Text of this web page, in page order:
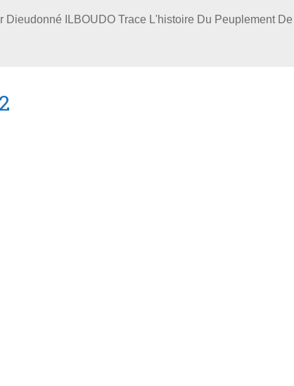
Dieudonné ILBOUDO Trace L'histoire Du Peuplement